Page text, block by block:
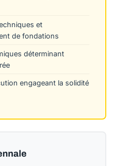
et
de fondations
déterminant
engageant la solidité